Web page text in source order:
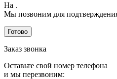
На .
Мы позвоним для
Готово
Заказ звонка
Оставьте свой номер телефона
и мы перезвоним: